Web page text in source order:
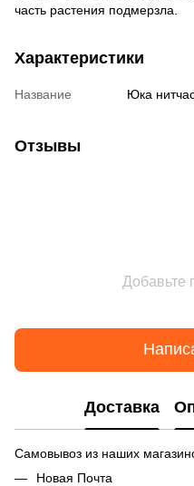
часть растения подмерзла.
Характеристики
Название Юка
Отзывы
Добавьте
Доставка
Самовывоз из наших
Новая Почта